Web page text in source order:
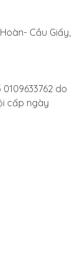
ở mặt trước
bạn xác
bạn chạm
Cầu Giấy,
do
cấp ngày